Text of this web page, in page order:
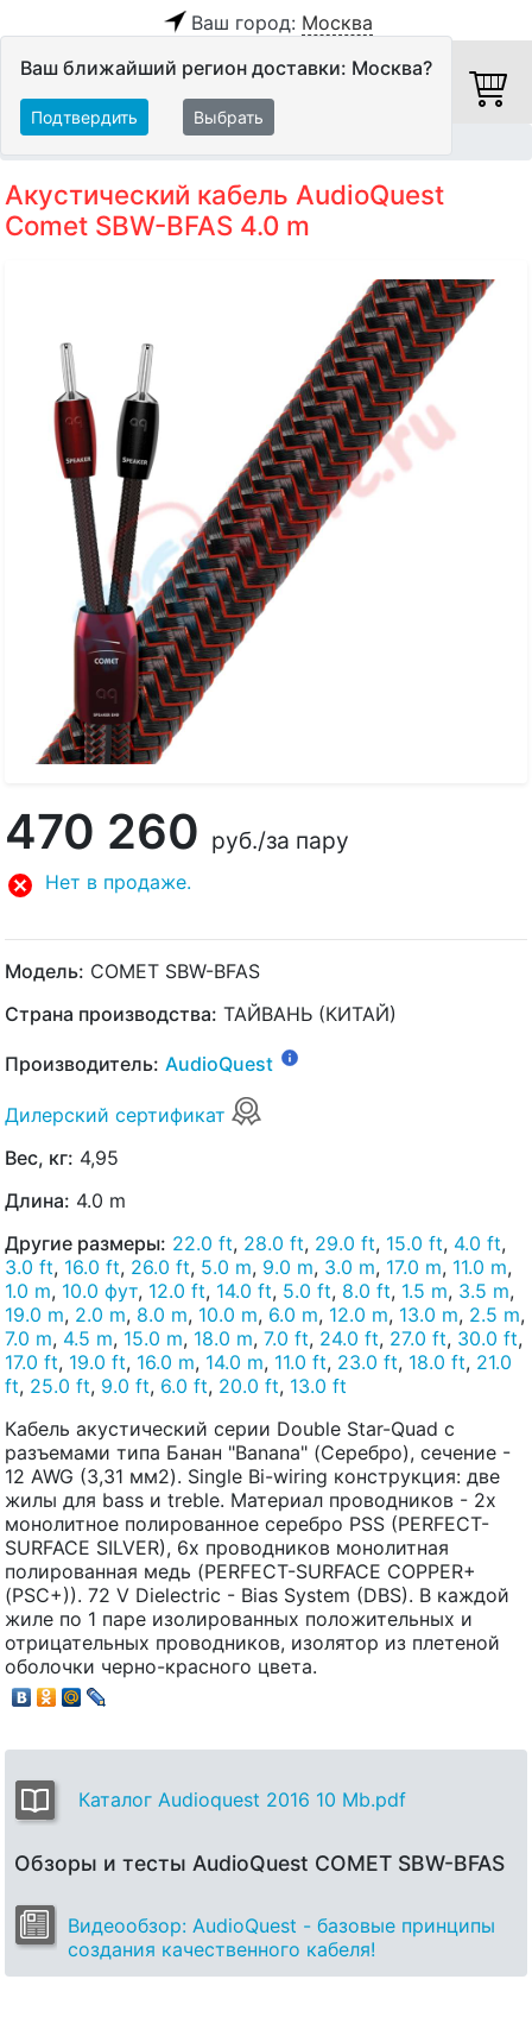
Ваш город: Москва
Ваш ближайший регион доставки: Москва?
Подтвердить Выбрать
Акустический кабель AudioQuest
Comet SBW-BFAS 4.0 m
470 260 руб./за пару
Нет в продаже.
Модель: COMET SBW-BFAS
Страна производства: ТАЙВАНЬ (КИТАЙ)
Производитель: AudioQuest
Дилерский сертификат
Вес, кг: 4,95
Длина: 4.0 m
Другие размеры: 22.0 ft, 28.0 ft, 29.0 ft, 15.0 ft, 4.0 ft,
3.0 ft, 16.0 ft, 26.0 ft, 5.0 m, 9.0 m, 3.0 m, 17.0 m, 11.0 m,
1.0 m, 10.0 фут, 12.0 ft, 14.0 ft, 5.0 ft, 8.0 ft, 1.5 m, 3.5 m,
19.0 m, 2.0 m, 8.0 m, 10.0 m, 6.0 m, 12.0 m, 13.0 m, 2.5 m,
7.0 m, 4.5 m, 15.0 m, 18.0 m, 7.0 ft, 24.0 ft, 27.0 ft, 30.0 ft,
17.0 ft, 19.0 ft, 16.0 m, 14.0 m, 11.0 ft, 23.0 ft, 18.0 ft, 21.0
ft, 25.0 ft, 9.0 ft, 6.0 ft, 20.0 ft, 13.0 ft
Кабель акустический серии Double Star-Quad с
разъемами типа Банан "Banana" (Серебро), сечение -
12 AWG (3,31 мм2). Single Bi-wiring конструкция: две
жилы для bass и treble. Материал проводников - 2х
монолитное полированное серебро PSS (PERFECT-
SURFACE SILVER), 6х проводников монолитная
полированная медь (PERFECT-SURFACE COPPER+
(PSC+)). 72 V Dielectric - Bias System (DBS). В каждой
жиле по 1 паре изолированных положительных и
отрицательных проводников, изолятор из плетеной
оболочки черно-красного цвета.
Каталог Audioquest 2016 10 Mb.pdf
Обзоры и тесты AudioQuest COMET SBW-BFAS
Видеообзор: AudioQuest - базовые принципы
создания качественного кабеля!